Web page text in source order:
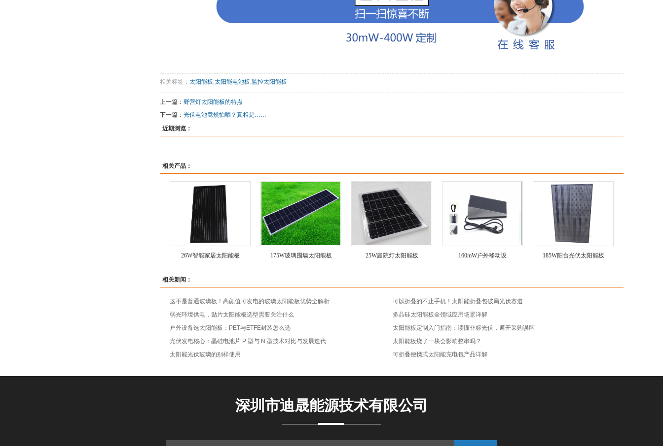
相关标签： 太阳能板,太阳能电池板,监控太阳能板
上一篇： 野营灯太阳能板的特点
下一篇： 光伏电池竟然怕晒？真相是……
近期浏览：
相关产品：
26W智能家居太阳能板 175W玻璃围墙太阳能板 25W庭院灯太阳能板 160mW户外移动设 185W阳台光伏太阳能板
相关新闻：
这不是普通玻璃板！高颜值可发电的玻璃太阳能板优势全解析
可以折叠的不止手机！太阳能折叠包破局光伏赛道
弱光环境供电，贴片太阳能板选型需要关注什么
多晶硅太阳能板全领域应用场景详解
户外设备选太阳能板：PET与ETFE封装怎么选
太阳能板定制入门指南：读懂非标光伏，避开采购误区
光伏发电核心：晶硅电池片 P 型与 N 型技术对比与发展迭代
太阳能板烧了一块会影响整串吗？
太阳能光伏玻璃的别样使用
可折叠便携式太阳能充电包产品详解
深圳市迪晟能源技术有限公司